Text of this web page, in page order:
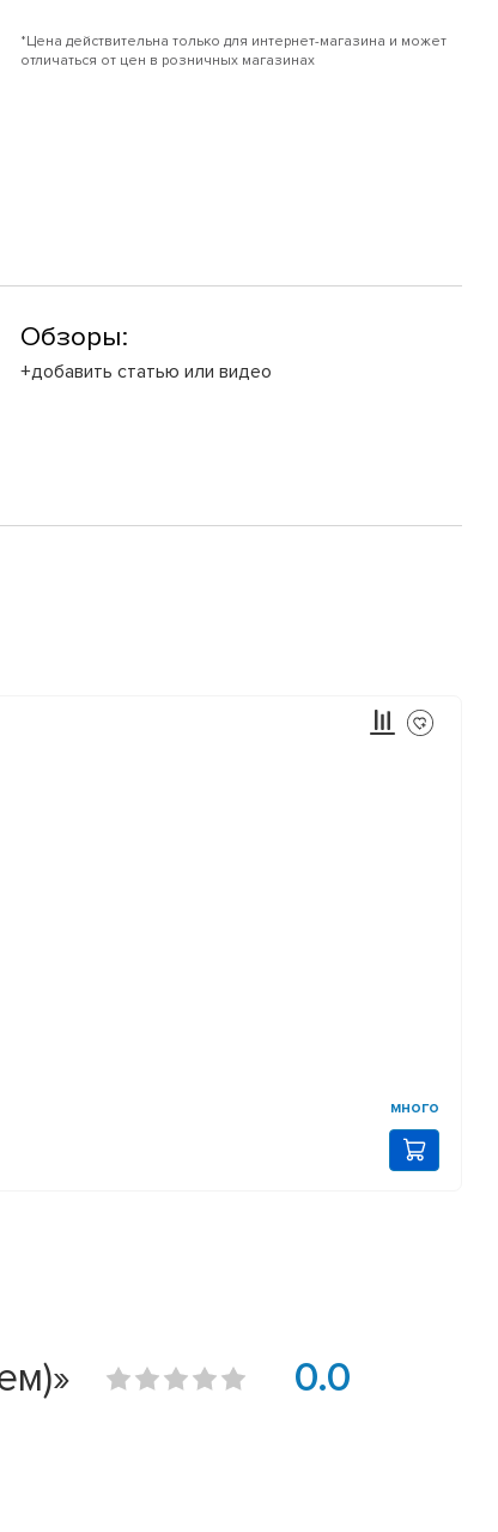
*Цена действительна только для интернет-магазина и может
отличаться от цен в розничных магазинах
Обзоры:
+добавить статью или видео
много
0.0